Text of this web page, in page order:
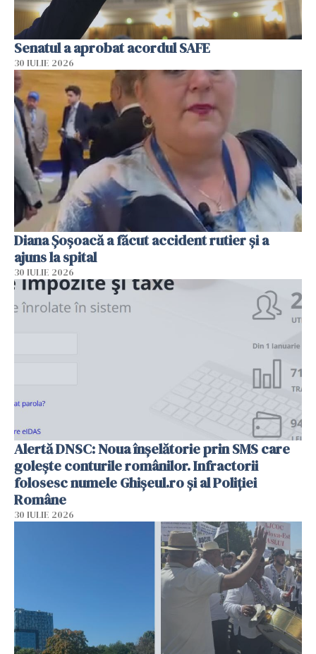
Senatul a aprobat acordul SAFE
30 IULIE 2026
Diana Șoșoacă a făcut accident rutier și a
ajuns la spital
30 IULIE 2026
Alertă DNSC: Noua înșelătorie prin SMS care
golește conturile românilor. Infractorii
folosesc numele Ghișeul.ro și al Poliției
Române
30 IULIE 2026